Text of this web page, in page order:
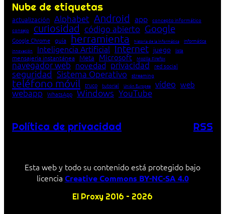
Nube de etiquetas
actualización Alphabet Android app concepto informático
consejo
curiosidad código abierto Google
Google Chrome guía herramienta historia de la Informática Informática
innovación Inteligencia Artificial Internet juego lista
mensajería instantánea Meta Microsoft Mozilla Firefox
navegador web novedad privacidad red social
seguridad Sistema Operativo streaming
teléfono móvil truco tutorial Unión Europea vídeo web
webapp WhatsApp Windows YouTube
Política de privacidad RSS
Esta web y todo su contenido está protegido bajo
licencia Creative Commons BY-NC-SA 4.0
El Proxy 2016 – 2026